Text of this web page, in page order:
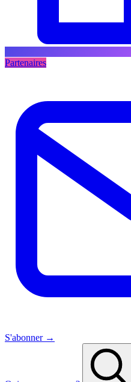
Partenaires
S'abonner →